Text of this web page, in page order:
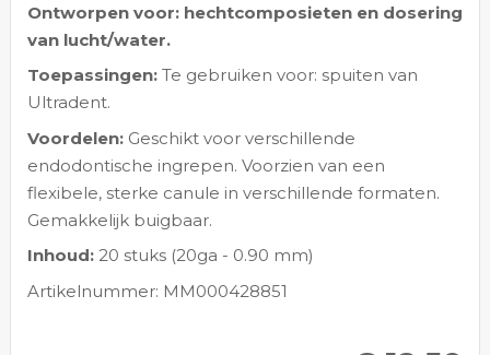
Ontworpen voor: hechtcomposieten en dosering
van lucht/water.
Toepassingen:Te gebruiken voor: spuiten van
Ultradent.
Voordelen:Geschikt voor verschillende
endodontische ingrepen. Voorzien van een
flexibele, sterke canule in verschillende formaten.
Gemakkelijk buigbaar.
Inhoud:20 stuks (20ga - 0.90 mm)
Artikelnummer: MM000428851
gallerij